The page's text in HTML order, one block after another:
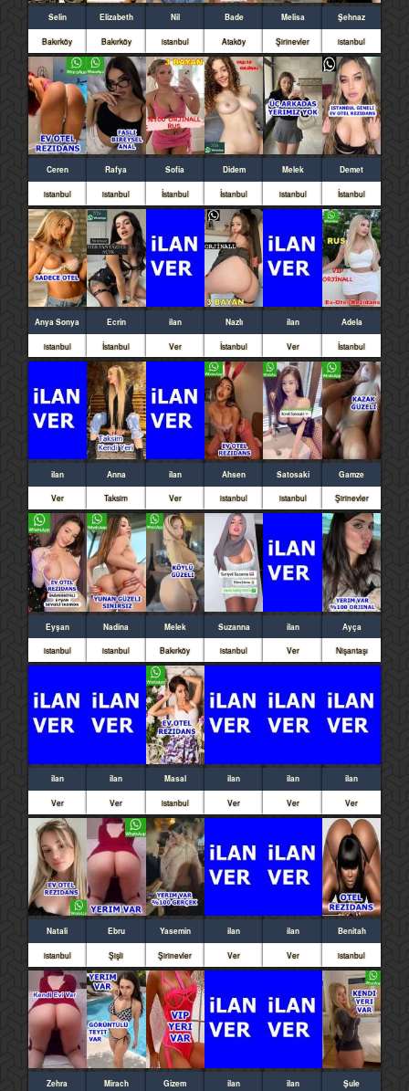
Selin
Bakırköy
Elizabeth
Bakırköy
Nil
istanbul
Bade
Ataköy
Melisa
Şirinevler
Şehnaz
istanbul
Ceren
istanbul
Rafya
istanbul
Sofia
İstanbul
Didem
İstanbul
Melek
istanbul
Demet
İstanbul
Anya Sonya
istanbul
Ecrin
İstanbul
ilan
Ver
Nazlı
İstanbul
ilan
Ver
Adela
İstanbul
ilan
Ver
Anna
Taksim
ilan
Ver
Ahsen
istanbul
Satosaki
istanbul
Gamze
Şirinevler
Eyşan
istanbul
Nadina
istanbul
Melek
Bakırköy
Suzanna
istanbul
ilan
Ver
Ayça
Nişantaşı
ilan
Ver
ilan
Ver
Masal
istanbul
ilan
Ver
ilan
Ver
ilan
Ver
Natali
istanbul
Ebru
Şişli
Yasemin
Şirinevler
ilan
Ver
ilan
Ver
Benitah
istanbul
Zehra Mirach Gizem ilan ilan Şule